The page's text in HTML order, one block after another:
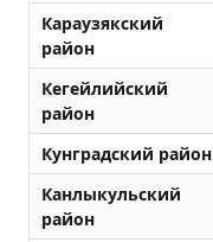
Караузякский
район
Кегейлийский
район
Кунградский район
Канлыкульский
район